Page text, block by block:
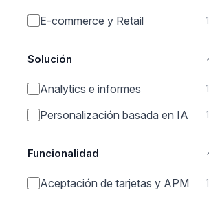
E-commerce y Retail 1
Solución
Analytics e informes 1
Personalización basada en IA 1
Funcionalidad
Aceptación de tarjetas y APM 1